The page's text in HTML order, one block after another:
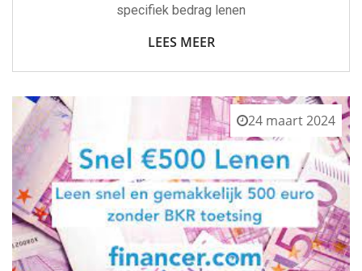
specifiek bedrag lenen
LEES MEER
24 maart 2024